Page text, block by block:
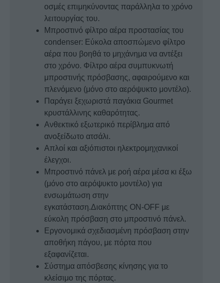
οσμές επιμηκύνοντας παράλληλα το χρόνο
λειτουργίας του.
Μπροστινό φίλτρο αέρα προστασίας του
condenser: Εύκολα αποσπώμενο φίλτρο
αέρα που βοηθά το μηχάνημα να αντέξει
στο χρόνο. Φίλτρο αέρα συμπυκνωτή
μπροστινής πρόσβασης, αφαιρούμενο και
πλενόμενο (μόνο στο αερόψυκτο μοντέλο).
Παράγει ξεχωριστά παγάκια Gourmet
κρυστάλλινης καθαρότητας.
Ανθεκτικό εξωτερικό περίβλημα από
ανοξείδωτο ατσάλι.
Απλοί και αξιόπιστοι ηλεκτρομηχανικοί
έλεγχοι.
Μπροστινό πάνελ με ροή αέρα μέσα κι έξω
(μόνο στο αερόψυκτο μοντέλο) για
ενσωμάτωση στην
εγκατάσταση.Διακόπτης ON-OFF με
εύκολη πρόσβαση στο μπροστινό πάνελ.
Εργονομικά σχεδιασμένη πρόσβαση στην
αποθήκη πάγου, με πόρτα που
εξαφανίζεται.
Σύστημα απόσβεσης κίνησης για το
κλείσιμο της πόρτας.